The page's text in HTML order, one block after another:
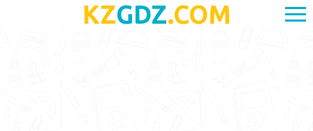
KZGDZ.COM